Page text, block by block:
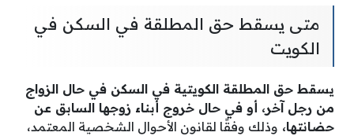
متى يسقط حق المطلقة في السكن في
الكويت
يسقط حق المطلقة الكويتية في السكن في حال الزواج
من رجل آخر، أو في حال خروج أبناء زوجها السابق عن
حضانتها، وذلك وفقًا لقانون الأحوال الشخصية المعتمد،